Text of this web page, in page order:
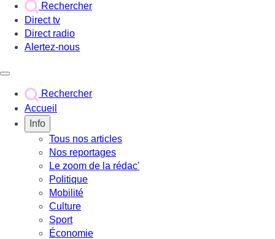
Rechercher
Direct tv
Direct radio
Alertez-nous
Rechercher
Accueil
Info
Tous nos articles
Nos reportages
Le zoom de la rédac'
Politique
Mobilité
Culture
Sport
Économie